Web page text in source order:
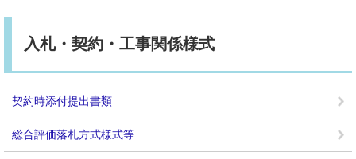
入札・契約・工事関係様式
契約時添付提出書類
総合評価落札方式様式等